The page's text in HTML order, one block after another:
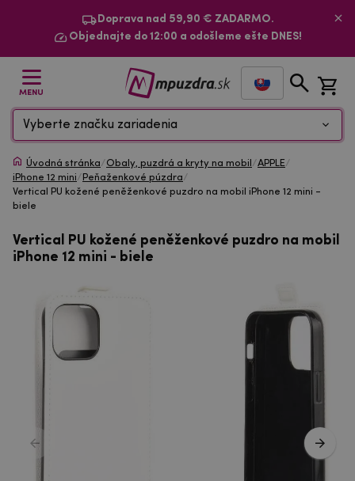
Doprava nad 59,90 € ZADARMO.
Objednajte do 12:00 a odošleme ešte DNES!
MENU
Vyberte značku zariadenia
Úvodná stránka/Obaly, puzdrá a kryty na mobil /APPLE/
iPhone 12 mini/ Peňaženkové púzdra/
Vertical PU kožené peněženkové puzdro na mobil iPhone 12 mini -
biele
Vertical PU kožené peněženkové puzdro na mobil
iPhone 12 mini - biele